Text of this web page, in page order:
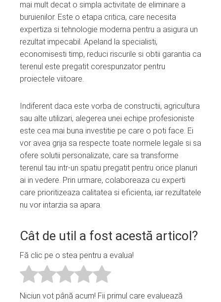
mai mult decat o simpla activitate de eliminare a
buruienilor. Este o etapa critica, care necesita
expertiza si tehnologie moderna pentru a asigura un
rezultat impecabil. Apeland la specialisti,
economisesti timp, reduci riscurile si obtii garantia ca
terenul este pregatit corespunzator pentru
proiectele viitoare.
Indiferent daca este vorba de constructii, agricultura
sau alte utilizari, alegerea unei echipe profesioniste
este cea mai buna investitie pe care o poti face. Ei
vor avea grija sa respecte toate normele legale si sa
ofere solutii personalizate, care sa transforme
terenul tau intr-un spatiu pregatit pentru orice planuri
ai in vedere. Prin urmare, colaboreaza cu experti
care prioritizeaza calitatea si eficienta, iar rezultatele
nu vor intarzia sa apara.
Cât de util a fost acestă articol?
Fă clic pe o stea pentru a evalua!
Niciun vot până acum! Fii primul care evaluează